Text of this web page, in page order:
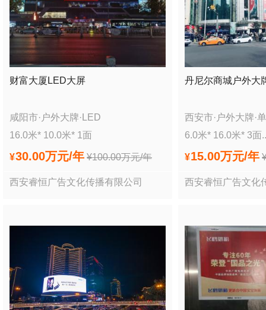
财富大厦LED大屏
咸阳市· 户外大牌· LED
16.0米* 10.0米* 1 面
¥30.00万元/年 ¥100.00万元/年
西安睿恒广告文化传播有限公司
丹尼尔商城户外大
西安市· 户外大牌·
6.0米* 16.0米* 3面
¥15.00万元/年
西安睿恒广告文化